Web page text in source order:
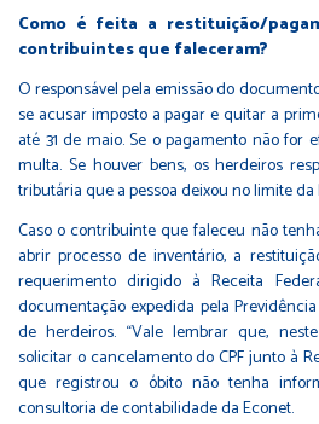
Como é feita a restituição/
contribuintes que faleceram?
O responsável pela emissão do
se acusar imposto a pagar e quitar a
até 31 de maio. Se o pagamento não for
multa. Se houver bens, os herdeiros
tributária que a pessoa deixou no limite
Caso o contribuinte que faleceu não
abrir processo de inventário, a
requerimento dirigido à Receita
documentação expedida pela
de herdeiros. “Vale lembrar que,
solicitar o cancelamento do CPF junto à
que registrou o óbito não tenha
consultoria de contabilidade da Econet.